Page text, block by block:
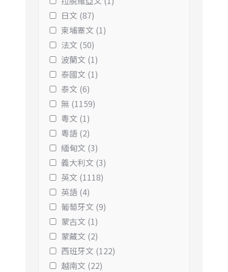
日文 (87)
柬埔寨文 (1)
法文 (50)
波蘭文 (1)
泰國文 (1)
泰文 (6)
無 (1159)
粵文 (1)
粵語 (2)
緬甸文 (3)
義大利文 (3)
英文 (1118)
英語 (4)
葡萄牙文 (9)
蒙古文 (1)
蒙藏文 (2)
西班牙文 (122)
越南文 (22)